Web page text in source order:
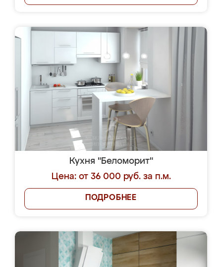
Кухня "Беломорит"
Цена: от 36 000 руб. за п.м.
ПОДРОБНЕЕ